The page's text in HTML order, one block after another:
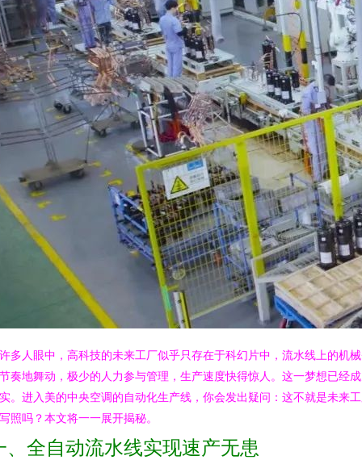
多人眼中，高科技的未来工厂似乎只存在于科幻片中，流水线上的机
奏地舞动，极少的人力参与管理，生产速度快得惊人。这一梦想已经
。进入美的中央空调的自动化生产线，你会发出疑问：这不就是未来
照吗？本文将一一展开揭秘。
、全自动流水线实现速产无患